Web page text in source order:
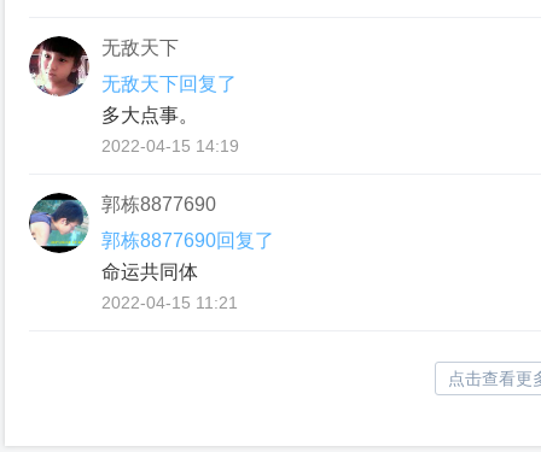
无敌天下
无敌天下回复了
多大点事。
2022-04-15 14:19
郭栋8877690
郭栋8877690回复了
命运共同体
2022-04-15 11:21
点击查看更